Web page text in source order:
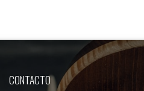
CONTACTO